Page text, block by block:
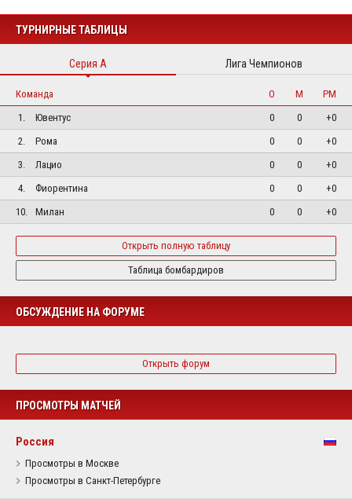
ТУРНИРНЫЕ ТАБЛИЦЫ
Серия А Лига Чемпионов
Команда О М
РМ
1.
Ювентус 0 0
+0
2.
Рома 0 0
+0
3.
Лацио 0 0
+0
4.
Фиорентина 0 0
+0
10.
Милан 0 0 +0
Открыть полную таблицу
Таблица бомбардиров
ОБСУЖДЕНИЕ НА ФОРУМЕ
Открыть форум
ПРОСМОТРЫ МАТЧЕЙ
Россия
Просмотры в Москве
Просмотры в Санкт-Петербурге